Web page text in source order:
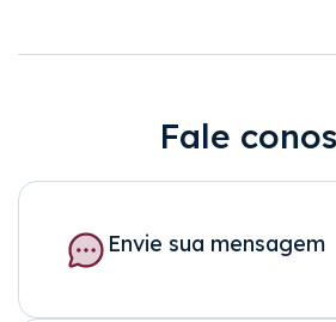
Fale
Envie sua mensagem